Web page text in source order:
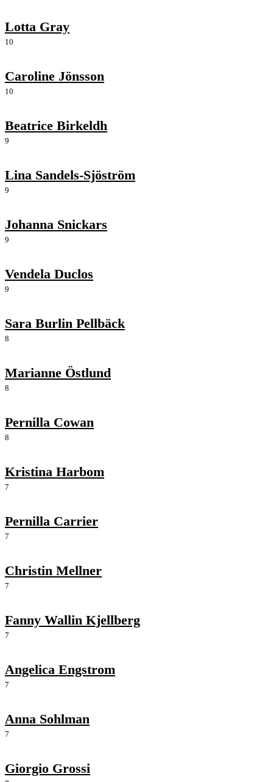
Lotta Gray
10
Caroline Jönsson
10
Beatrice Birkeldh
9
Lina Sandels-Sjöström
9
Johanna Snickars
9
Vendela Duclos
9
Sara Burlin Pellbäck
8
Marianne Östlund
8
Pernilla Cowan
8
Kristina Harbom
7
Pernilla Carrier
7
Christin Mellner
7
Fanny Wallin Kjellberg
7
Angelica Engstrom
7
Anna Sohlman
7
Giorgio Grossi